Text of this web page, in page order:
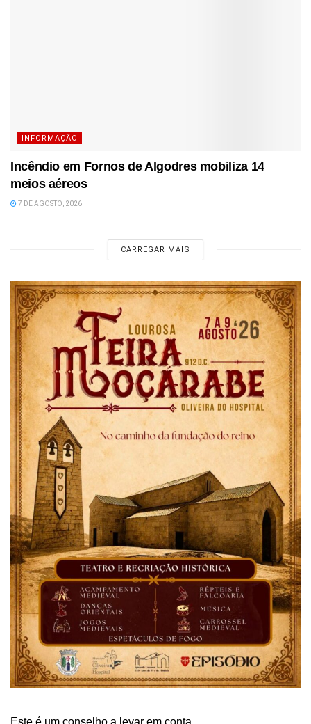
INFORMAÇÃO
Incêndio em Fornos de Algodres mobiliza 14
meios aéreos
7 DE AGOSTO, 2026
CARREGAR MAIS